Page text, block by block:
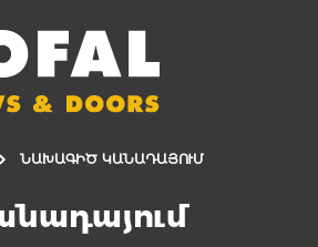
ՆԱԽԱԳԻԾ ԿԱՆԱԴԱՅՈՒՄ